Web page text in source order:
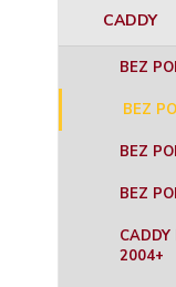
CADDY
BEZ
BEZ
BEZ
BEZ
2004+